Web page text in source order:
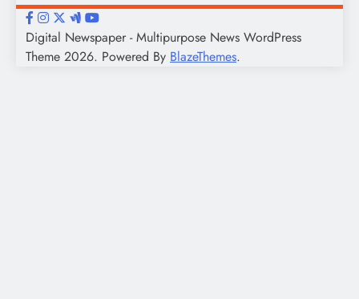
Digital Newspaper - Multipurpose News WordPress
Theme 2026. Powered By BlazeThemes.